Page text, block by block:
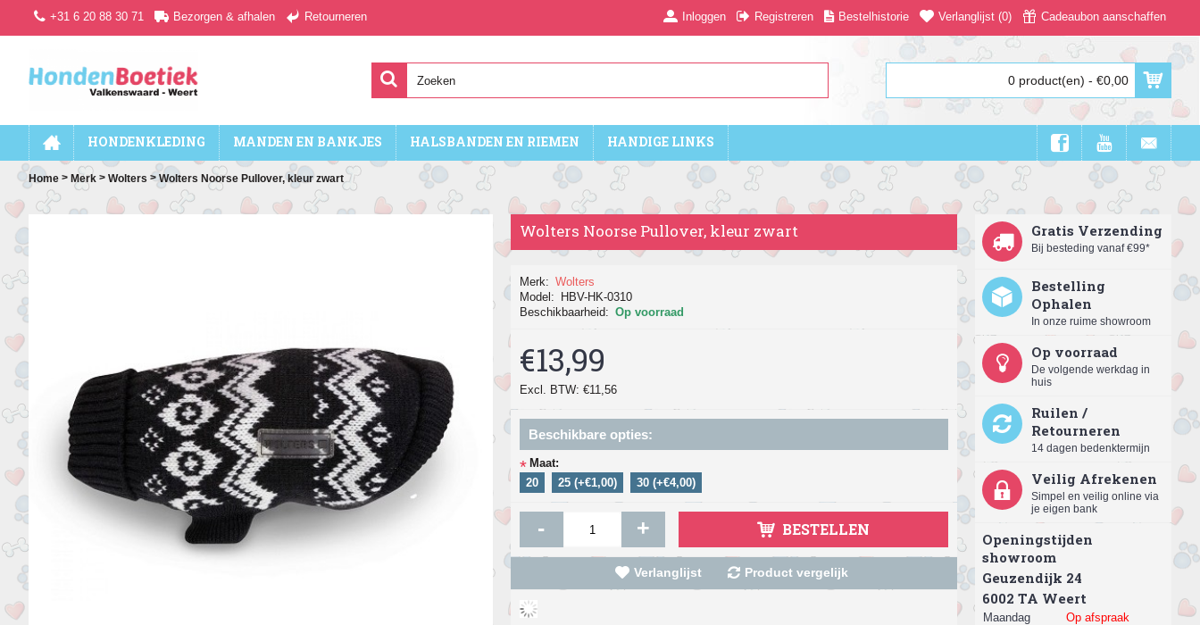
+31 6 20 88 30 71 Bezorgen & afhalen Retourneren Inloggen Registreren Bestelhistorie Verlanglijst (0) Cadeaubon aanschaffen
0 product(en) - €0,00
HONDENKLEDING MANDEN EN BANKJES HALSBANDEN EN RIEMEN HANDIGE LINKS
Home > Merk > Wolters > Wolters Noorse Pullover, kleur zwart
Gratis Verzending
Bij besteding vanaf €99*
Bestelling
Ophalen
In onze ruime showroom
Op voorraad
De volgende werkdag in
huis
Ruilen /
Retourneren
14 dagen bedenktermijn
Veilig Afrekenen
Simpel en veilig online via
je eigen bank
Openingstijden
showroom
Geuzendijk 24
​6002 TA Weert
Maandag
Op afspraak
Wolters Noorse Pullover, kleur zwart
Merk: Wolters
Model:
HBV-HK-0310
Beschikbaarheid: Op voorraad
€13,99
Excl. BTW: €11,56
Beschikbare opties:
* Maat:
20
25 (+€1,00) 30 (+€4,00)
- + BESTELLEN
Verlanglijst Product vergelijk